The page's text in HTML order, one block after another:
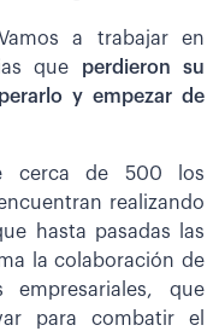
a trabajar en
que perdieron su
y empezar de
cerca de 500 los
realizando
hasta pasadas las
la colaboración de
que
para combatir el